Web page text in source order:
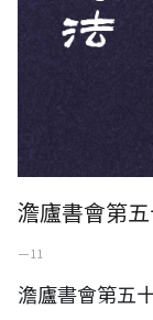
澹廬書會第
一 11
澹廬書會第五